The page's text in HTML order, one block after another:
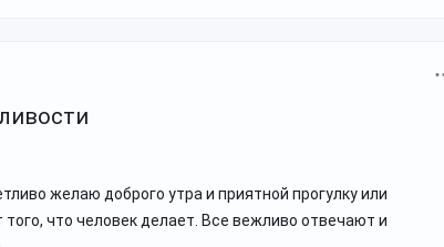
желаю доброго утра и приятной прогулку или
что человек делает. Все вежливо отвечают и